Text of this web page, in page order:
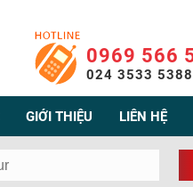
0969 566
024 3533 5388
GIỚI THIỆU LIÊN HỆ